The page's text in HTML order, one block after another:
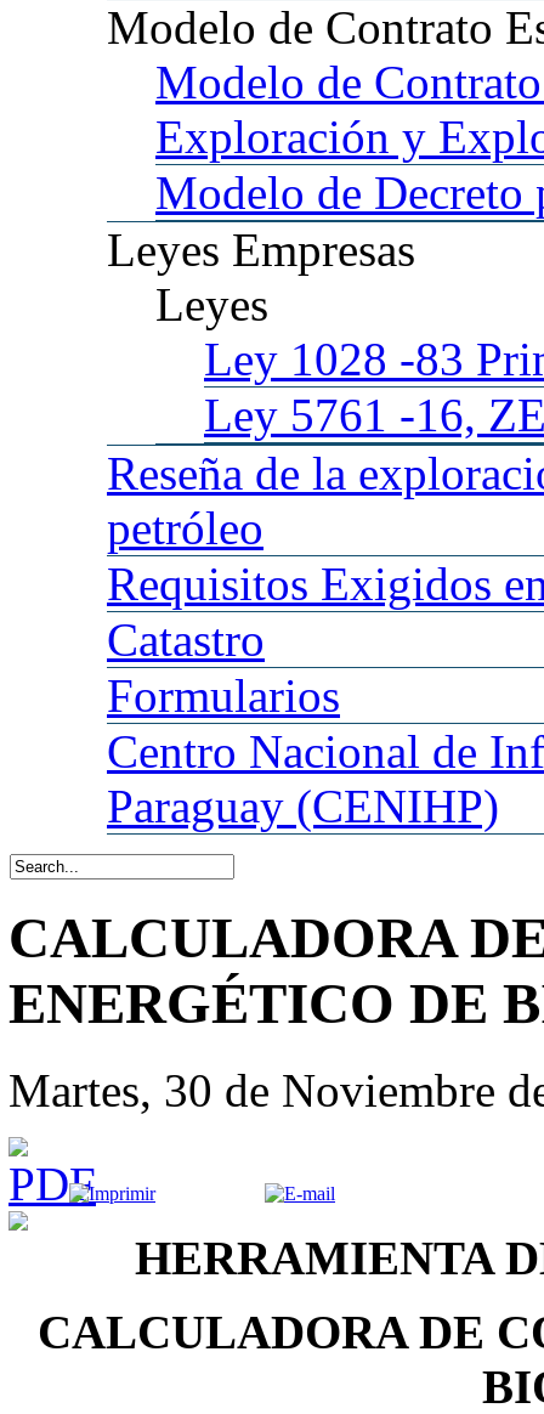
Modelo de Contrato
Modelo de
Exploración y
Modelo de Decreto
Leyes Empresas
Leyes
Ley 1028 -83
Ley 5761 -16,
Reseña de la
petróleo
Requisitos Exigidos
Catastro
Formularios
Centro Nacional de
Paraguay (CENIHP)
CALCULADORA
ENERGÉTICO DE
Martes, 30 de Noviembre
HERRAMIENTA
CALCULADORA DE